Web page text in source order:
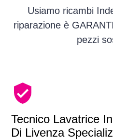
Usiamo ricambi
riparazione è
pezzi
Tecnico Lavatrice
Di Livenza